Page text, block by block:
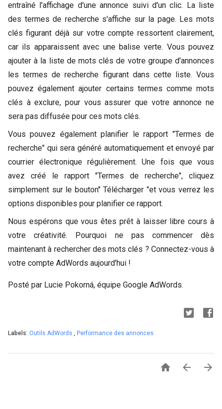
entraîné l'affichage d'une annonce suivi d'un clic. La liste
des termes de recherche s'affiche sur la page. Les mots
clés figurant déjà sur votre compte ressortent clairement,
car ils apparaissent avec une balise verte. Vous pouvez
ajouter à la liste de mots clés de votre groupe d'annonces
les termes de recherche figurant dans cette liste. Vous
pouvez également ajouter certains termes comme mots
clés à exclure, pour vous assurer que votre annonce ne
sera pas diffusée pour ces mots clés.
Vous pouvez également planifier le rapport "Termes de
recherche" qui sera généré automatiquement et envoyé par
courrier électronique régulièrement. Une fois que vous
avez créé le rapport "Termes de recherche", cliquez
simplement sur le bouton" Télécharger "et vous verrez les
options disponibles pour planifier ce rapport.
Nous espérons que vous êtes prêt à laisser libre cours à
votre créativité. Pourquoi ne pas commencer dès
maintenant à rechercher des mots clés ? Connectez-vous à
votre compte AdWords aujourd'hui !
Posté par Lucie Pokorná, équipe Google AdWords.
Labels: Outils AdWords , Performance des annonces
  